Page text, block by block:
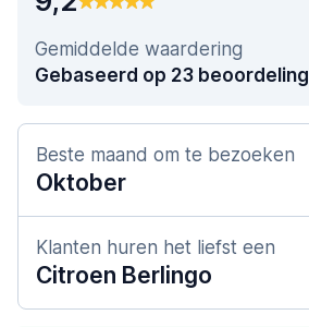
Gemiddelde waardering
Gebaseerd op 23
Beste maand om te bezoeken
Oktober
Klanten huren het liefst een
Citroen Berlingo